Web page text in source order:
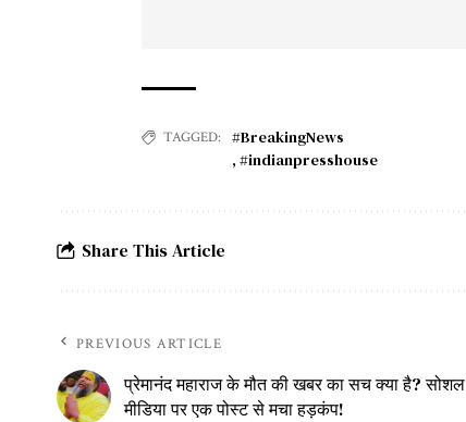
TAGGED:
#BreakingNews
, #indianpresshouse
Share This Article
PREVIOUS ARTICLE
प्रेमानंद महाराज के मौत की खबर का सच क्या है? सोशल
मीडिया पर एक पोस्ट से मचा हड़कंप!